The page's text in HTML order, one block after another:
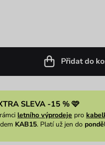
Přidat do
SLEVA -15 % 🩷
letního výprodeje pro
KAB15. Platí už jen do